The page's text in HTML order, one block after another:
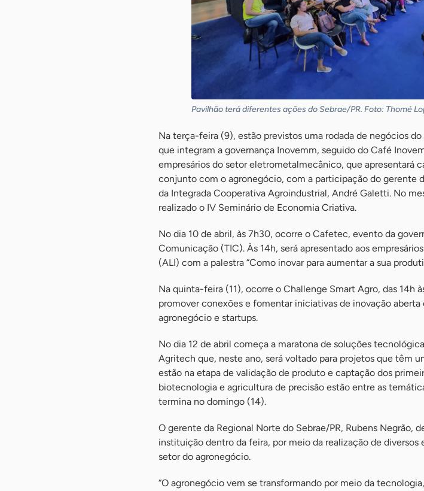
Pavilhão terá diferentes ações do Sebrae/PR. Foto: Thomé
Na terça-feira (9), estão previstos uma rodada de negócios
que integram a governança Inovemm, seguido do Café
empresários do setor eletrometalmecânico, que apresentará
conjunto com o agronegócio, com a participação do gerente
da Integrada Cooperativa Agroindustrial, André Galetti. No
realizado o IV Seminário de Economia Criativa.
No dia 10 de abril, às 7h30, ocorre o Cafetec, evento da
Comunicação (TIC). Às 14h, será apresentado aos
(ALI) com a palestra “Como inovar para aumentar a sua
Na quinta-feira (11), ocorre o Challenge Smart Agro, das 14h
promover conexões e fomentar iniciativas de inovação aberta
agronegócio e startups.
No dia 12 de abril começa a maratona de soluções
Agritech que, neste ano, será voltado para projetos que têm
estão na etapa de validação de produto e captação dos
biotecnologia e agricultura de precisão estão entre as
termina no domingo (14).
O gerente da Regional Norte do Sebrae/PR, Rubens Negrão,
instituição dentro da feira, por meio da realização de
setor do agronegócio.
“O agronegócio vem se transformando por meio da